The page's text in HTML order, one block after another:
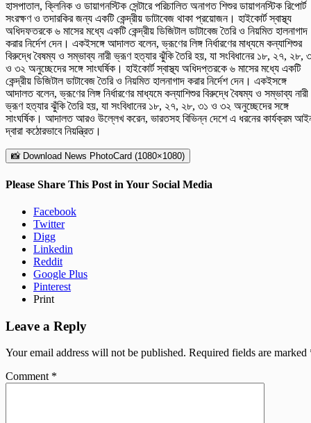
হাসপাতাল, ক্লিনিক ও ডায়াগনস্টিক সেন্টারে পরিচালিত অনাগত শিশুর ডায়াগনস্টিক রিপোর্ট
সংরক্ষণ ও তদারকির জন্য একটি কেন্দ্রীয় ডাটাবেজ থাকা প্রয়োজন। হাইকোর্ট স্বাস্থ্য
অধিদফতরকে ৬ মাসের মধ্যে একটি কেন্দ্রীয় ডিজিটাল ডাটাবেজ তৈরি ও নিয়মিত হালনাগাদ
করার নির্দেশ দেন। একইসঙ্গে আদালত বলেন, ভ্রূণের লিঙ্গ নির্ধারণের মাধ্যমে কন্যাশিশুর
বিরুদ্ধে বৈষম্য ও সম্ভাব্য নারী ভ্রূণ হত্যার ঝুঁকি তৈরি হয়, যা সংবিধানের ১৮, ২৭, ২৮,
ও ৩২ অনুচ্ছেদের সঙ্গে সাংঘর্ষিক। হাইকোর্ট স্বাস্থ্য অধিদপ্তরকে ৬ মাসের মধ্যে একটি
কেন্দ্রীয় ডিজিটাল ডাটাবেজ তৈরি ও নিয়মিত হালনাগাদ করার নির্দেশ দেন। একইসঙ্গে
আদালত বলেন, ভ্রূণের লিঙ্গ নির্ধারণের মাধ্যমে কন্যাশিশুর বিরুদ্ধে বৈষম্য ও সম্ভাব্য নারী
ভ্রূণ হত্যার ঝুঁকি তৈরি হয়, যা সংবিধানের ১৮, ২৭, ২৮, ৩১ ও ৩২ অনুচ্ছেদের সঙ্গে
সাংঘর্ষিক। আদালত আরও উল্লেখ করেন, ভারতসহ বিভিন্ন দেশে এ ধরনের কার্যক্রম
দ্বারা কঠোরভাবে নিয়ন্ত্রিত।
📸 Download News PhotoCard (1080×1080)
Please Share This Post in Your Social Media
Facebook
Twitter
Digg
Linkedin
Reddit
Google Plus
Pinterest
Print
Leave a Reply
Your email address will not be published. Required fields are marked
Comment *